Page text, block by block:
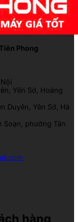
Phong
Yên Sở, Hoàng
Duyên, Yên Sở, Hà
Soạn, phường Tân
hàng